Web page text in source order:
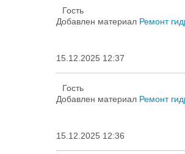
Гость
Добавлен материал Ремонт
15.12.2025 12:37
Гость
Добавлен материал Ремонт
15.12.2025 12:36